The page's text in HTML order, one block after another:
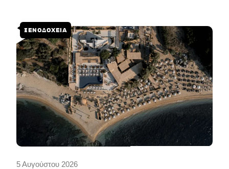
5 Αυγούστου 2026
ΞΕΝΟΔΟΧΕΙΑ